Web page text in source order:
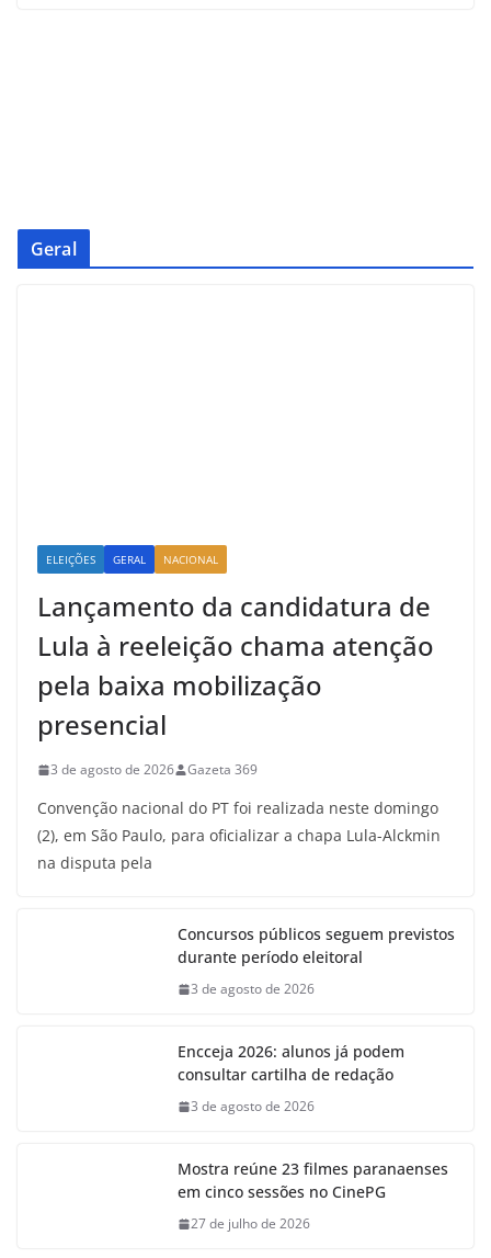
Geral
ELEIÇÕES GERAL NACIONAL
Lançamento da candidatura de
Lula à reeleição chama atenção
pela baixa mobilização
presencial
3 de agosto de 2026 Gazeta 369
Convenção nacional do PT foi realizada neste domingo
(2), em São Paulo, para oficializar a chapa Lula-Alckmin
na disputa pela
Concursos públicos seguem previstos
durante período eleitoral
3 de agosto de 2026
Encceja 2026: alunos já podem
consultar cartilha de redação
3 de agosto de 2026
Mostra reúne 23 filmes paranaenses
em cinco sessões no CinePG
27 de julho de 2026